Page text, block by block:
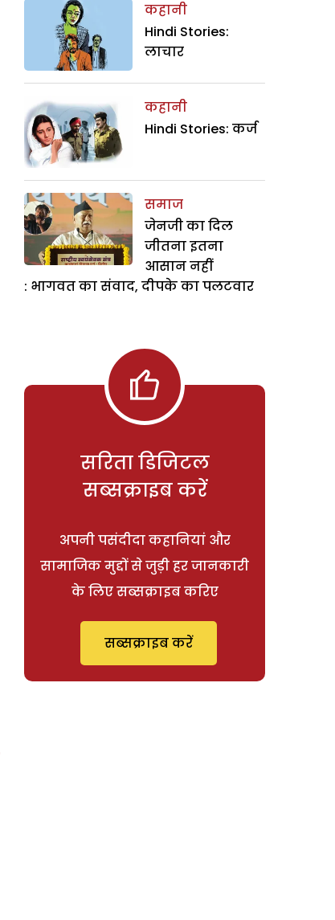
कहानी
Hindi Stories:
लाचार
कहानी
Hindi Stories: कर्ज
समाज
जेनजी का दिल
जीतना इतना
आसान नहीं
: भागवत का संवाद, दीपके का पलटवार
सरिता डिजिटल
सब्सक्राइब करें
अपनी पसंदीदा कहानियां और
सामाजिक मुद्दों से जुड़ी हर जानकारी
के लिए सब्सक्राइब करिए
सब्सक्राइब करें